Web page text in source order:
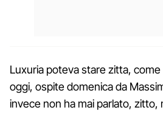
Luxuria poteva stare zitta,
oggi, ospite domenica da
invece non ha mai parlato,